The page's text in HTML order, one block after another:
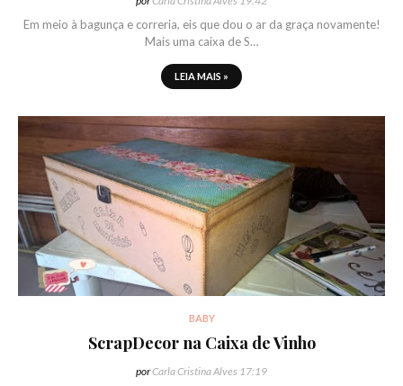
Em meio à bagunça e correria, eis que dou o ar da graça novamente!
Mais uma caixa de S…
LEIA MAIS »
BABY
ScrapDecor na Caixa de Vinho
porCarla Cristina Alves 17:19